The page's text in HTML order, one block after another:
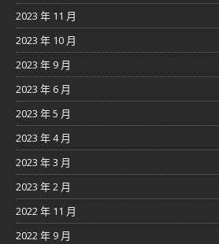
2023 年 11 月
2023 年 10 月
2023 年 9 月
2023 年 6 月
2023 年 5 月
2023 年 4 月
2023 年 3 月
2023 年 2 月
2022 年 11 月
2022 年 9 月